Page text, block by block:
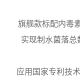
旗舰款标配内毒
实现制水菌落总
应用国家专利技术